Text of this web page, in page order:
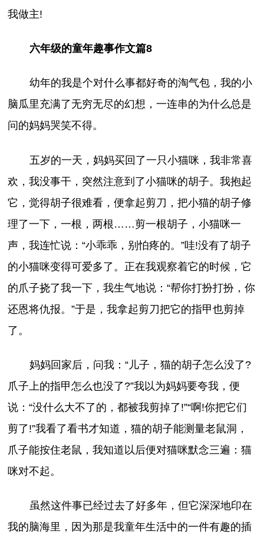
我做主!
六年级的童年趣事作文篇8
幼年的我是个对什么事都好奇的淘气包，我的小
脑瓜里充满了无穷无尽的幻想，一连串的为什么总是
问的妈妈哭笑不得。
五岁的一天，妈妈买回了一只小猫咪，我非常喜
欢，我没事干，突然注意到了小猫咪的胡子。我抱起
它，觉得胡子很难看，便拿起剪刀，把小猫的胡子修
理了一下，一根，两根……剪一根胡子，小猫咪一
声，我连忙说：“小乖乖，别怕疼的。”哇!没有了胡子
的小猫咪变得可爱多了。正在我观察着它的时候，它
的爪子挠了我一下，我生气地说：“帮你打扮打扮，你
还恩将仇报。”于是，我拿起剪刀把它的指甲也剪掉
了。
妈妈回家后，问我：“儿子，猫的胡子怎么没了?
爪子上的指甲怎么也没了?”我以为妈妈要夸我，便
说：“没什么大不了的，都被我剪掉了!”“啊!你把它们
剪了!”我看了看书才知道，猫的胡子能测量老鼠洞，
爪子能按住老鼠，我知道以后便对猫咪默念三遍：猫
咪对不起。
虽然这件事已经过去了好多年，但它深深地印在
我的脑海里，因为那是我童年生活中的一件有趣的插